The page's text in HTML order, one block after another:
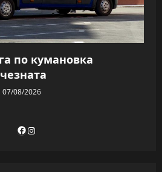
пo кумановка
07/08/2026
Facebook
Instagram